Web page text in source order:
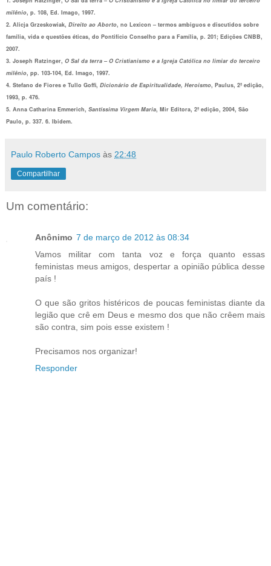
milênio, p. 108, Ed. Imago, 1997.
2. Alicja Grzeskowiak, Direito ao Aborto, no Lexicon – termos ambiguos e discutidos sobre
família, vida e questões éticas, do Pontifício Conselho para a Família, p. 201; Edições CNBB,
2007.
3. Joseph Ratzinger, O Sal da terra – O Cristianismo e a Igreja Católica no limiar do terceiro
milênio, pp. 103-104, Ed. Imago, 1997.
4. Stefano de Fiores e Tullo Goffi, Dicionário de Espiritualidade, Heroismo, Paulus, 2ª edição,
1993, p. 476.
5. Anna Catharina Emmerich, Santíssima Virgem Maria, Mir Editora, 2ª edição, 2004, São
Paulo, p. 337. 6. Ibidem.
Paulo Roberto Campos às 22:48
Compartilhar
Um comentário:
Anônimo 7 de março de 2012 às 08:34
Vamos militar com tanta voz e força quanto essas
feministas meus amigos, despertar a opinião pública desse
país !
O que são gritos histéricos de poucas feministas diante da
legião que crê em Deus e mesmo dos que não crêem mais
são contra, sim pois esse existem !
Precisamos nos organizar!
Responder